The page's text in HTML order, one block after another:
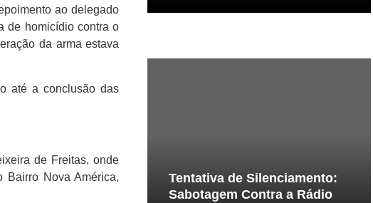
ao delegado
de homicídio contra o
da arma estava
até a conclusão das
de Freitas, onde
Nova América,
Tentativa de Silenciamento:
Sabotagem Contra a Rádio